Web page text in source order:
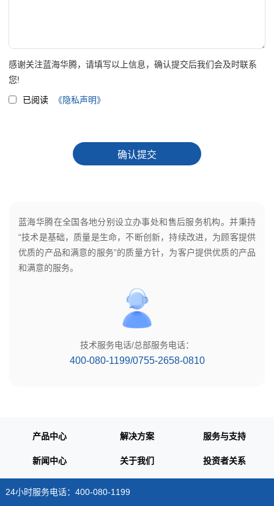
感谢关注蓝海华腾，请填写以上信息，确认提交后我们会及时联系
您!
《隐私声明》
已阅读
蓝海华腾在全国各地分别设立办事处和售后服务机构。并秉持
“技术是基础，质量是生命，不断创新，持续改进，为顾客提供
优质的产品和满意的服务”的质量方针，为客户提供优质的产品
和满意的服务。
技术服务电话/总部服务电话：
400-080-1199/0755-2658-0810
产品中心 解决方案 服务与支持
新闻中心 关于我们 投资者关系
24小时服务电话：400-080-1199